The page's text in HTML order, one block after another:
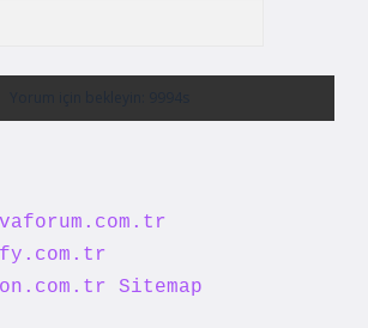
Sitemap